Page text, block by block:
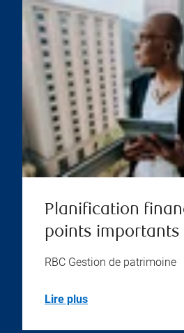
Planification
points
RBC Gestion de patrimoine
Lire plus